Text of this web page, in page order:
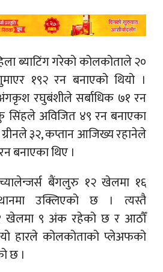
ब्याटिंग गरेको कोलकोताले २०
१९२ रन बनाएको थियो ।
रघुबंशीले सर्बाधिक ७१ रन
सिंहले अविजित ४९ रन बनाएका
३२, कप्तान आजिख्य रहानेले
बनाएका थिए ।
बैंगलुरु १२ खेलमा १६
उक्लिएको छ । त्यस्तै
खेलमा ९ अंक रहेको छ र आठौँ
हारले कोलकोताको प्लेअफको
छ ।